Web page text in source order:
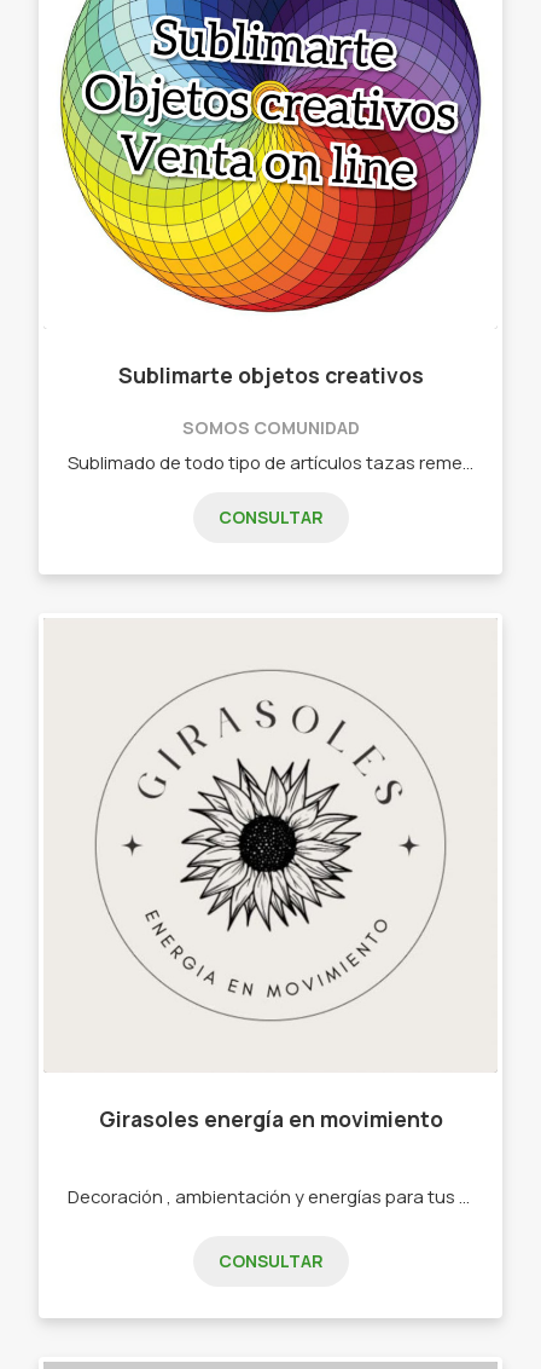
Sublimarte objetos creativos
SOMOS COMUNIDAD
CONSULTAR
Girasoles energía en movimiento
CONSULTAR